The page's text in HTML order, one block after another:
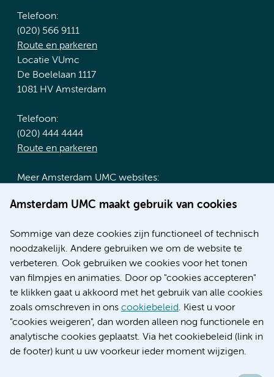
Amsterdam UMC maakt gebruik van cookies
Sommige van deze cookies zijn functioneel of technisch
noodzakelijk. Andere gebruiken we om de website te
verbeteren. Ook gebruiken we cookies voor het tonen
van filmpjes en animaties. Door op "cookies accepteren"
te klikken gaat u akkoord met het gebruik van alle cookies
zoals omschreven in ons cookiebeleid. Kiest u voor
"cookies weigeren", dan worden alleen nog functionele en
analytische cookies geplaatst. Via het cookiebeleid (link in
de footer) kunt u uw voorkeur ieder moment wijzigen.
Telefoon:
(020) 566 9111
Route en parkeren
Locatie VUmc
De Boelelaan 1117
1081 HV Amsterdam
Telefoon:
(020) 444 4444
Route en parkeren
Meer Amsterdam UMC websites:
Werken bij Amsterdam UMC
Nieuws
Research
Educatie locatie AMC
Educatie locatie VUmc
Verwijzen & diagnostiek